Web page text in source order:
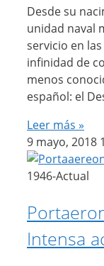
Desde su
unidad naval
servicio en
infinidad de
menos
español: el
Leer más »
9 mayo, 2018
1946-Actual
Intensa